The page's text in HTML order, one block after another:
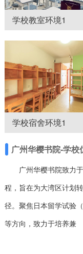
学校教室环境1
学校宿舍环境1
广州华樱书院-学校
广州华樱书院致力于
程，旨在为大湾区计划
径。聚焦日本留学试验
等方向，致力于培养兼